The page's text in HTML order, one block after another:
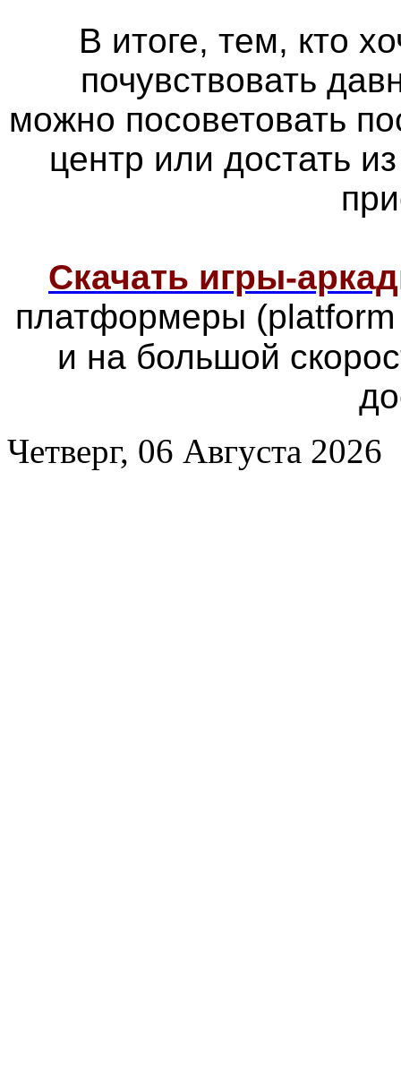
В итоге, тем, кто
почувствовать
можно посоветовать
центр или достать
Скачать игры-
платформеры
и на большой
Четверг, 06 Августа 2026